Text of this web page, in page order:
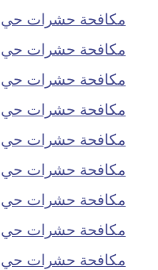
مكافحة حشرات حي
مكافحة حشرات حي
مكافحة حشرات حي
مكافحة حشرات حي
مكافحة حشرات حي
مكافحة حشرات حي
مكافحة حشرات حي
مكافحة حشرات حي
مكافحة حشرات حي